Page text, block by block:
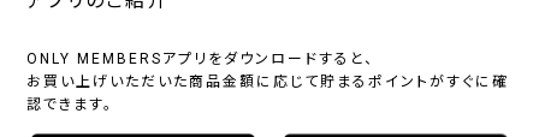
ONLY MEMBERSアプリをダウンロードすると、
お買い上げいただいた商品金額に応じて貯まるポイントがすぐに確
認できます。